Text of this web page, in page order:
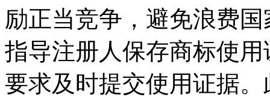
励正当竞争，避免浪费
指导注册人保存商标使
要求及时提交使用证据